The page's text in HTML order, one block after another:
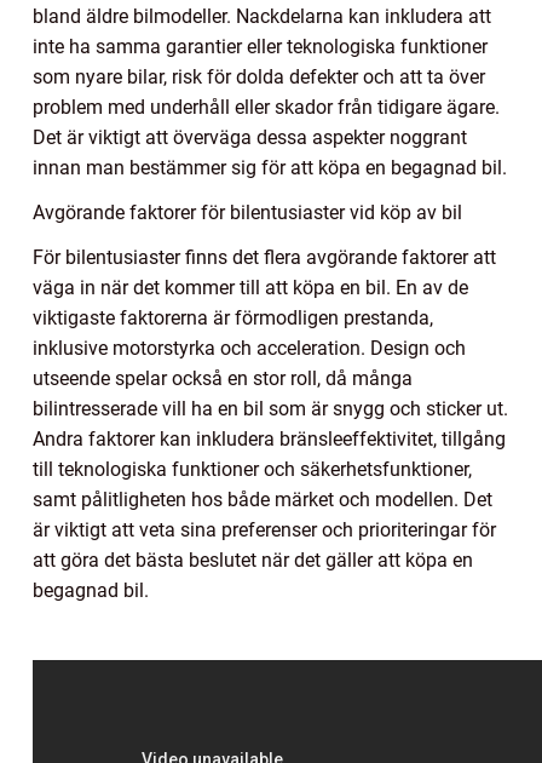
bland äldre bilmodeller. Nackdelarna kan inkludera att
inte ha samma garantier eller teknologiska funktioner
som nyare bilar, risk för dolda defekter och att ta över
problem med underhåll eller skador från tidigare ägare.
Det är viktigt att överväga dessa aspekter noggrant
innan man bestämmer sig för att köpa en begagnad bil.
Avgörande faktorer för bilentusiaster vid köp av bil
För bilentusiaster finns det flera avgörande faktorer att
väga in när det kommer till att köpa en bil. En av de
viktigaste faktorerna är förmodligen prestanda,
inklusive motorstyrka och acceleration. Design och
utseende spelar också en stor roll, då många
bilintresserade vill ha en bil som är snygg och sticker ut.
Andra faktorer kan inkludera bränsleeffektivitet, tillgång
till teknologiska funktioner och säkerhetsfunktioner,
samt pålitligheten hos både märket och modellen. Det
är viktigt att veta sina preferenser och prioriteringar för
att göra det bästa beslutet när det gäller att köpa en
begagnad bil.